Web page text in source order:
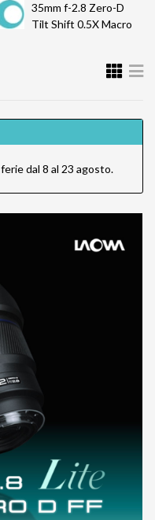
35mm f-2.8 Zero-D
Tilt Shift 0.5X Macro
dal 8 al 23 agosto.